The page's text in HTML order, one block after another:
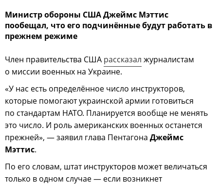
Министр обороны США Джеймс Мэттис
пообещал, что его подчинённые будут работать в
прежнем режиме
Член правительства США рассказал журналистам
о миссии военных на Украине.
«У нас есть определённое число инструкторов,
которые помогают украинской армии готовиться
по стандартам НАТО. Планируется вообще не менять
это число. И роль американских военных останется
прежней», — заявил глава Пентагона Джеймс
Мэттис.
По его словам, штат инструкторов может величаться
только в одном случае — если возникнет